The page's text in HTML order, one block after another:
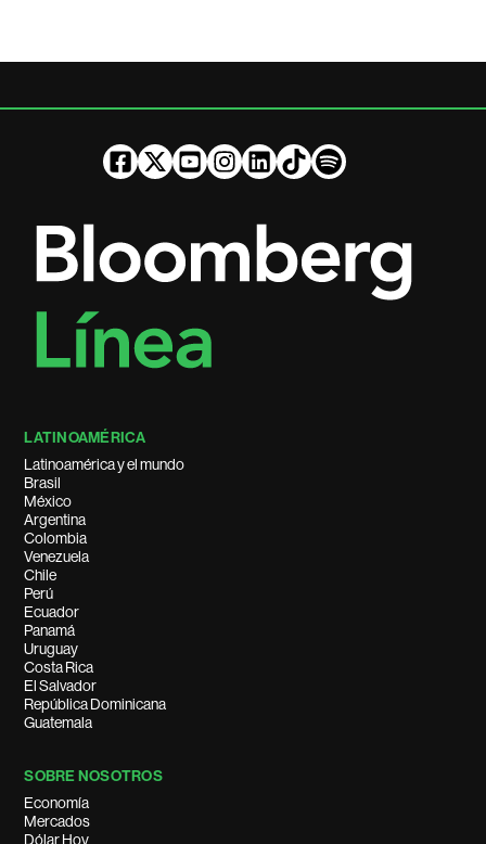
LATINOAMÉRICA
Latinoamérica y el mundo
Brasil
México
Argentina
Colombia
Venezuela
Chile
Perú
Ecuador
Panamá
Uruguay
Costa Rica
El Salvador
República Dominicana
Guatemala
SOBRE NOSOTROS
Economía
Mercados
Dólar Hoy